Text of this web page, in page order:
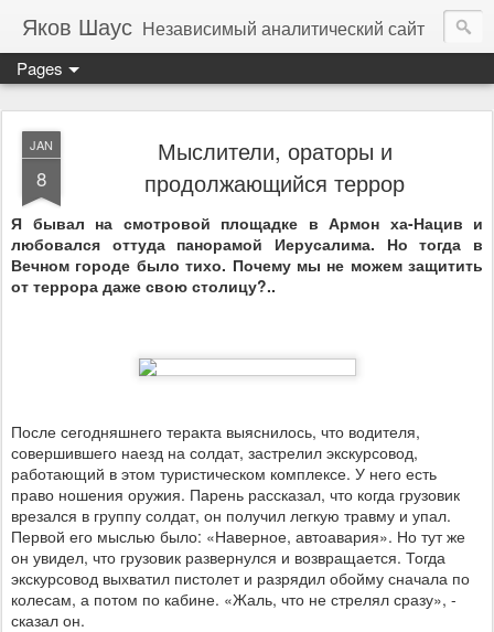
Яков Шаус Независимый аналитический сайт
Pages
JAN
8
Мыслители, ораторы и
продолжающийся террор
Я бывал на смотровой площадке в Армон ха-Нацив и
любовался оттуда панорамой Иерусалима. Но тогда в
Вечном городе было тихо. Почему мы не можем защитить
от террора даже свою столицу?..
После сегодняшнего теракта выяснилось, что водителя,
совершившего наезд на солдат, застрелил экскурсовод,
работающий в этом туристическом комплексе. У него есть
право ношения оружия. Парень рассказал, что когда грузовик
врезался в группу солдат, он получил легкую травму и упал.
Первой его мыслью было: «Наверное, автоавария». Но тут же
он увидел, что грузовик развернулся и возвращается. Тогда
экскурсовод выхватил пистолет и разрядил обойму сначала по
колесам, а потом по кабине. «Жаль, что не стрелял сразу», -
сказал он.